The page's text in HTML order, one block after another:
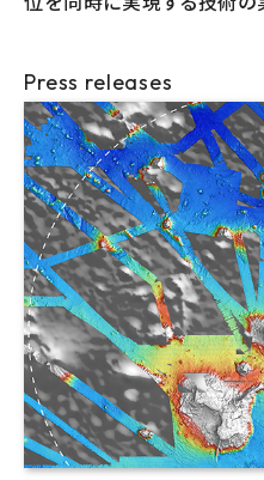
Press releases